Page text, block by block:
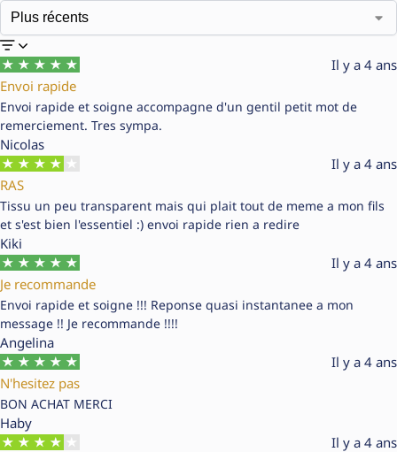
Il y a 4 ans
Envoi rapide
Envoi rapide et soigne accompagne d'un gentil petit mot de
remerciement. Tres sympa.
Nicolas
Il y a 4 ans
RAS
Tissu un peu transparent mais qui plait tout de meme a mon fils
et s'est bien l'essentiel :) envoi rapide rien a redire
Kiki
Il y a 4 ans
Je recommande
Envoi rapide et soigne !!! Reponse quasi instantanee a mon
message !! Je recommande !!!!
Angelina
Il y a 4 ans
N'hesitez pas
BON ACHAT MERCI
Haby
Il y a 4 ans